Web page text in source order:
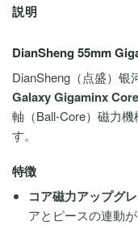
説明
DianSheng 55mm
DianSheng（点盛）银
Galaxy Gigaminx
軸（Ball-Core）磁力
す。
特徴
コア磁力アップグ
アとピースの連動が